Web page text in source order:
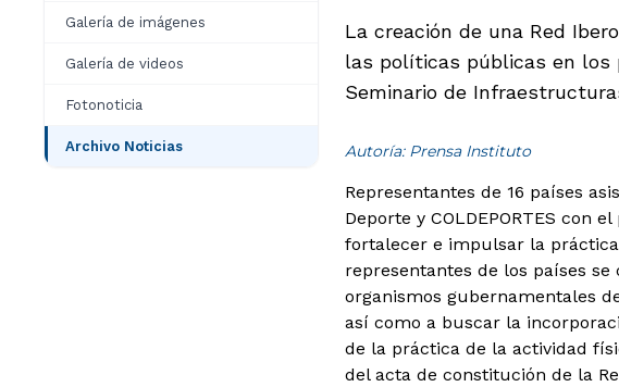
Galería de imágenes
Galería de videos
Fotonoticia
Archivo Noticias
La creación de una Red
las políticas públicas en los
Seminario de
Autoría: Prensa Instituto
Representantes de 16 países
Deporte y COLDEPORTES con
fortalecer e impulsar la
representantes de los países
organismos gubernamentales
así como a buscar la
de la práctica de la actividad
del acta de constitución de la